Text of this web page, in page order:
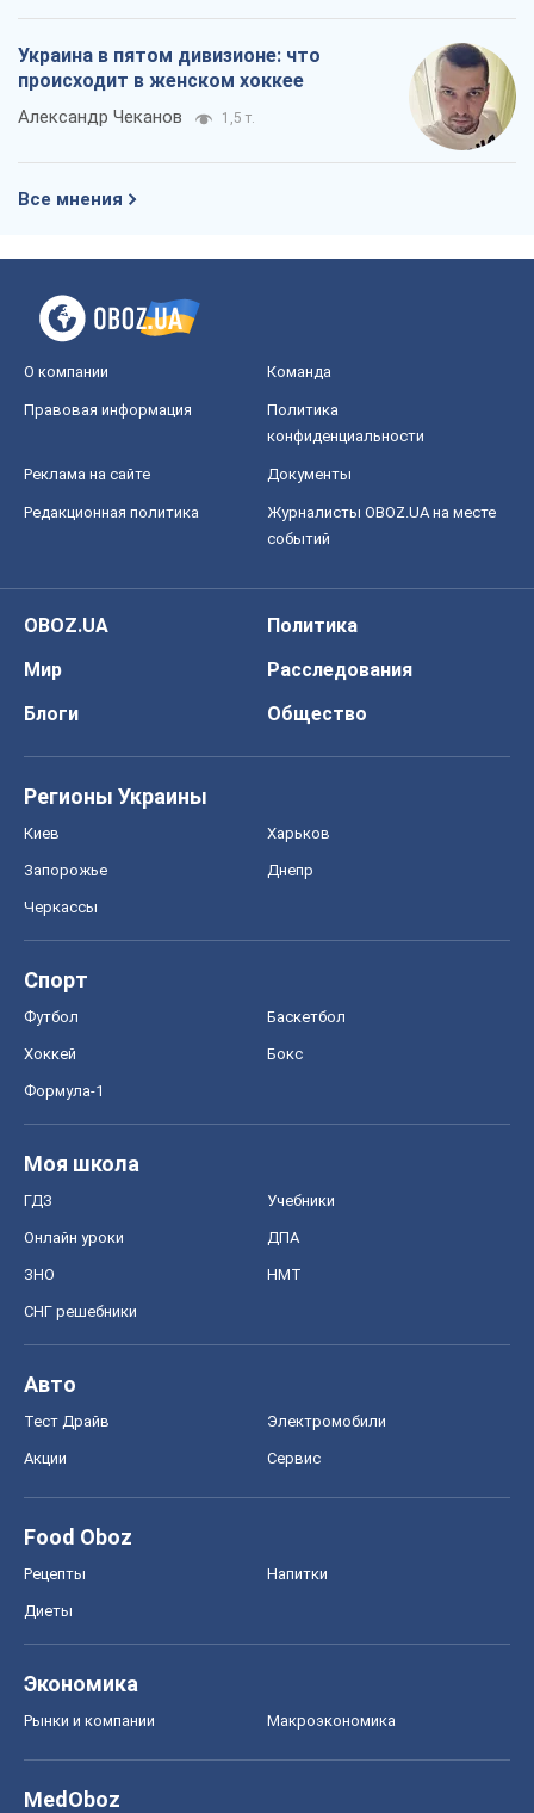
Украина в пятом дивизионе: что
происходит в женском хоккее
Александр Чеканов 1,5 т.
Все мнения
О компании Команда
Правовая информация
Политика
конфиденциальности
Реклама на сайте Документы
Редакционная политика
Журналисты OBOZ.UA на месте
событий
OBOZ.UA
Политика
Мир
Расследования
Блоги
Общество
Регионы Украины
Киев Харьков
Запорожье Днепр
Черкассы
Спорт
Футбол Баскетбол
Хоккей Бокс
Формула-1
Моя школа
ГДЗ Учебники
Онлайн уроки ДПА
ЗНО НМТ
СНГ решебники
Авто
Тест Драйв Электромобили
Акции Сервис
Food Oboz
Рецепты Напитки
Диеты
Экономика
Рынки и компании Mакроэкономика
MedOboz